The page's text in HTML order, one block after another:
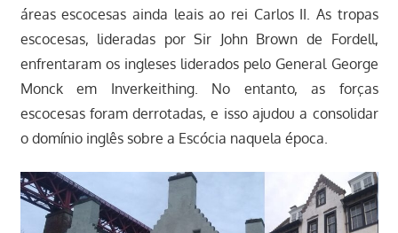
áreas escocesas ainda leais ao rei Carlos II. As tropas
escocesas, lideradas por Sir John Brown de Fordell,
enfrentaram os ingleses liderados pelo General George
Monck em Inverkeithing. No entanto, as forças
escocesas foram derrotadas, e isso ajudou a consolidar
o domínio inglês sobre a Escócia naquela época.